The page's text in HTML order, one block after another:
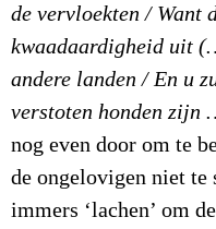
de vervloekten / Want
kwaadaardigheid uit
andere landen / En u
verstoten honden zijn
nog even door om te
de ongelovigen niet te
immers ‘lachen’ om